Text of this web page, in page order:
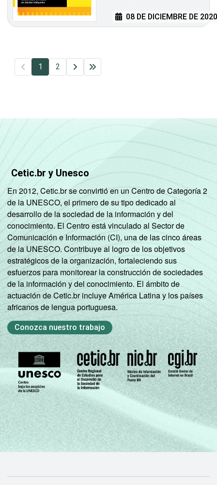
08 DE DICIEMBRE DE
1 2
Cetic.br y Unesco
En 2012, Cetic.br se convirtió en un Centro de Categoría 2
de la UNESCO, el primero de su tipo dedicado al
desarrollo de la sociedad de la información y del
conocimiento. El Centro está vinculado al Sector de
Comunicación e Información (CI), una de las cinco áreas
de la UNESCO. Contribuye al logro de los objetivos
estratégicos de la organización, fortaleciendo sus
esfuerzos para monitorear la construcción de sociedades
de la información y del conocimiento. El ámbito de
actuación de Cetic.br incluye América Latina y los países
africanos de lengua portuguesa.
Conozca nuestro trabajo